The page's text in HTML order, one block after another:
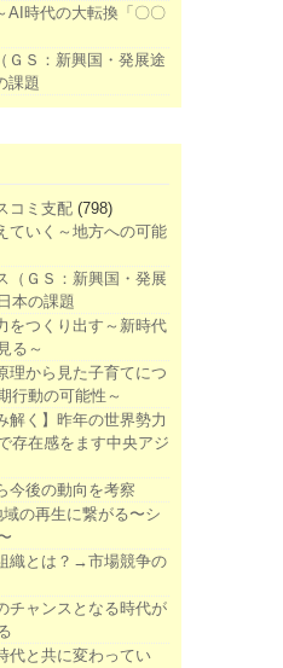
AI時代の大転換「〇〇
ＧＳ：新興国・発展途
課題
コミ支配 (798)
ていく～地方への可能
（ＧＳ：新興国・発展
本の課題
をつくり出す～新時代
る～
理から見た子育てにつ
行動の可能性～
解く】昨年の世界勢力
存在感をます中央アジ
今後の動向を考察
の再生に繋がる〜シ
織とは？→市場競争の
チャンスとなる時代が
代と共に変わってい